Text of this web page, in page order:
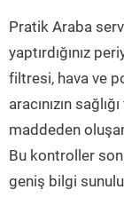
Pratik Araba
yaptırdığınız
filtresi, hava ve
aracınızın
maddeden
Bu kontroller
geniş bilgi